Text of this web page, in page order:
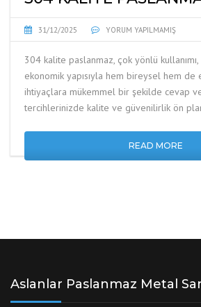
31/12/2025 YORUM YAPILMAMIŞ
304 kalite paslanmaz, çok yönlü kullanımı,
ekonomik yapısıyla hem bireysel hem de
ihtiyaçlara mükemmel bir şekilde cevap
tercihlerinizde kalite ve güvenilirlik ön
READ MORE
Aslanlar Paslanmaz Metal